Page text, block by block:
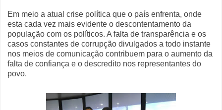
Em meio a atual crise política que o país enfrenta, onde
esta cada vez mais evidente o descontentamento da
população com os políticos. A falta de transparência e os
casos constantes de corrupção divulgados a todo instante
nos meios de comunicação contribuem para o aumento da
falta de confiança e o descredito nos representantes do
povo.